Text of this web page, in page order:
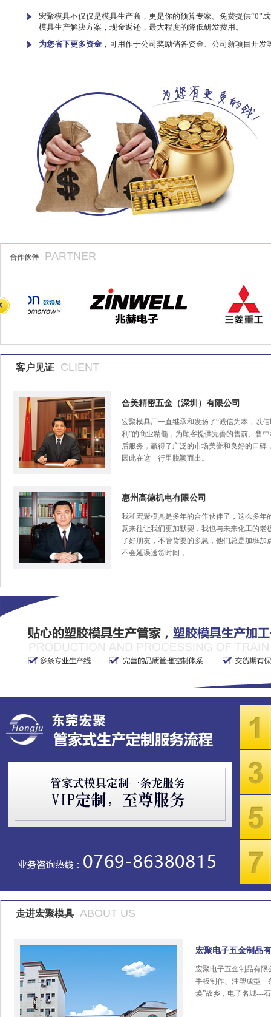
宏聚模具不仅仅是模具生产商，更是你的预算专家。免费提供“0”
模具生产解决方案，现金返还，最大程度的降低研发费用。
为您省下更多资金 ，可用作于公司奖励储备资金、公司新项目开发
合作伙伴 PARTNER
客户见证 CLIENT
合美精密五金（深圳）有限公司
宏聚模具厂一直继承和发扬了“诚信为本，以信
利”的商业精髓，为顾客提供完善的售前、售
后服务，赢得了广泛的市场美誉和良好的口碑
因此在这一行里脱颖而出。
惠州高德机电有限公司
我和宏聚模具是多年的合作伙伴了，这么多年
意来往让我们更加默契，我也与未来化工的老
了好朋友，不管货要的多急，他们总是加班加
不会延误送货时间，
走进宏聚模具 ABOUT US
宏聚电子五金制品
宏聚电子五金制品有限
手板制作、注塑成型一
焕”故乡，电子名城---